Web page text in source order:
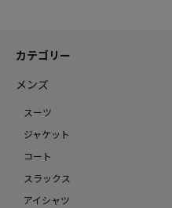
カテゴリー
メンズ
スーツ
ジャケット
コート
スラックス
アイシャツ